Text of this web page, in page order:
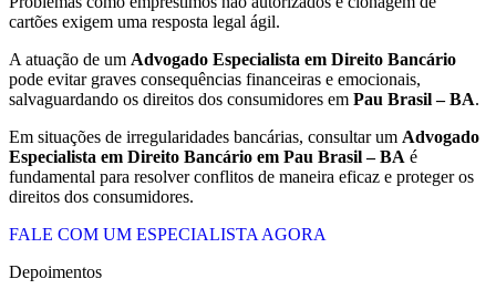
cartões exigem uma resposta legal ágil.
A atuação de um Advogado Especialista em Direito Bancário
pode evitar graves consequências financeiras e emocionais,
salvaguardando os direitos dos consumidores em Pau Brasil – BA.
Em situações de irregularidades bancárias, consultar um Advogado
Especialista em Direito Bancário em Pau Brasil – BA é
fundamental para resolver conflitos de maneira eficaz e proteger os
direitos dos consumidores.
FALE COM UM ESPECIALISTA AGORA
Depoimentos